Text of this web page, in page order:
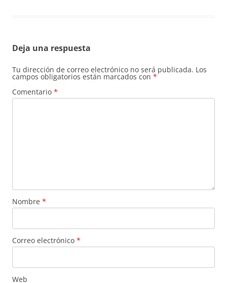
Deja una respuesta
Tu dirección de correo electrónico no será publicada. Los
campos obligatorios están marcados con *
Comentario *
Nombre *
Correo electrónico *
Web